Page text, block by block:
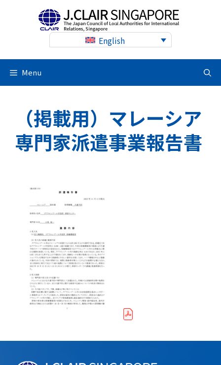
English
Menu
（掲載用）マレーシア
専門家派遣事業報告書